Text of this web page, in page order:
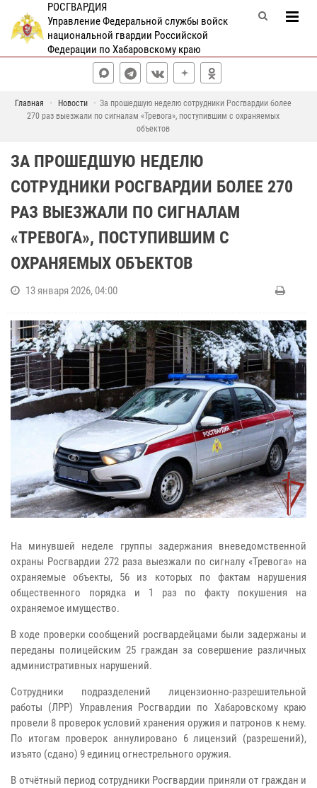
РОСГВАРДИЯ
Управление Федеральной службы войск
национальной гвардии Российской
Федерации по Хабаровскому краю
Главная Новости
За прошедшую неделю сотрудники Росгвардии более
270 раз выезжали по сигналам «Тревога», поступившим с охраняемых
объектов
ЗА ПРОШЕДШУЮ НЕДЕЛЮ
СОТРУДНИКИ РОСГВАРДИИ БОЛЕЕ 270
РАЗ ВЫЕЗЖАЛИ ПО СИГНАЛАМ
«ТРЕВОГА», ПОСТУПИВШИМ С
ОХРАНЯЕМЫХ ОБЪЕКТОВ
13 января 2026, 04:00
На минувшей неделе группы задержания вневедомственной
охраны Росгвардии 272 раза выезжали по сигналу «Тревога» на
охраняемые объекты, 56 из которых по фактам нарушения
общественного порядка и 1 раз по факту покушения на
охраняемое имущество.
В ходе проверки сообщений росгвардейцами были задержаны и
переданы полицейским 25 граждан за совершение различных
административных нарушений.
Сотрудники подразделений лицензионно-разрешительной
работы (ЛРР) Управления Росгвардии по Хабаровскому краю
провели 8 проверок условий хранения оружия и патронов к нему.
По итогам проверок аннулировано 6 лицензий (разрешений),
изъято (сдано) 9 единиц огнестрельного оружия.
В отчётный период сотрудники Росгвардии приняли от граждан и